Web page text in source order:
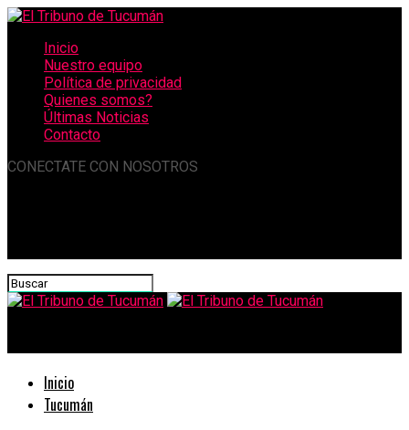
Inicio
Nuestro equipo
Política de privacidad
Quienes somos?
Últimas Noticias
Contacto
CONECTATE CON NOSOTROS
Inicio
Tucumán